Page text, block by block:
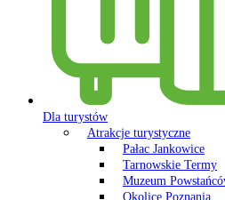
Dla turystów
Atrakcje turystyczne
Pałac Jankowice
Tarnowskie Termy
Muzeum
Okolice Poznania